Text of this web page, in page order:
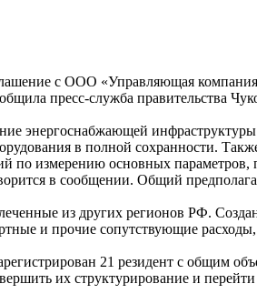
с ООО «Управляющая
пресс-служба правительства
энергоснабжающей
в полной сохранности.
по измерению основных
в сообщении. Общий
из других регионов РФ.
и прочие сопутствующие
21 резидент с общим
их структурирование и